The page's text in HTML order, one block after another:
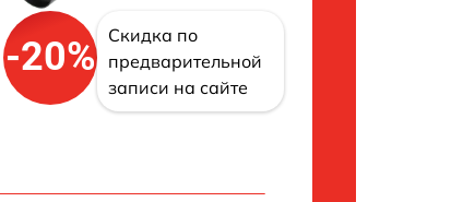
-20%
Скидка по
предварительной
записи на сайте